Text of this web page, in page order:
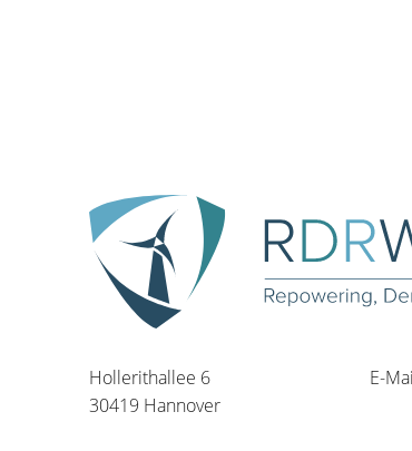
Hollerithallee 6
30419 Hannover
E-